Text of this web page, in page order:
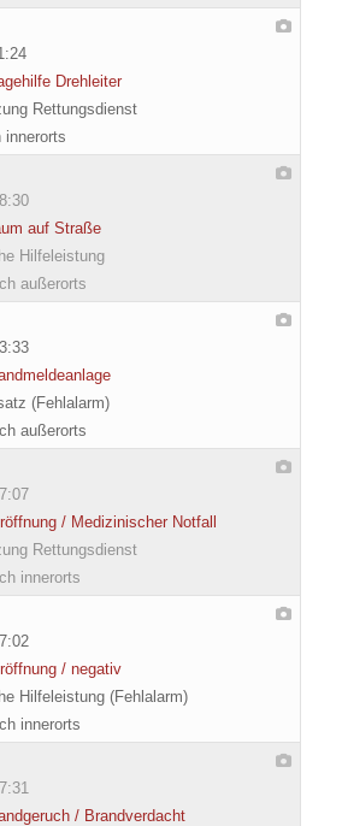
Drehleiter
Rettungsdienst
innerorts
auf Straße
Hilfeleistung
außerorts
(Fehlalarm)
außerorts
/ Medizinischer Notfall
Rettungsdienst
innerorts
/ negativ
Hilfeleistung (Fehlalarm)
innerorts
/ Brandverdacht